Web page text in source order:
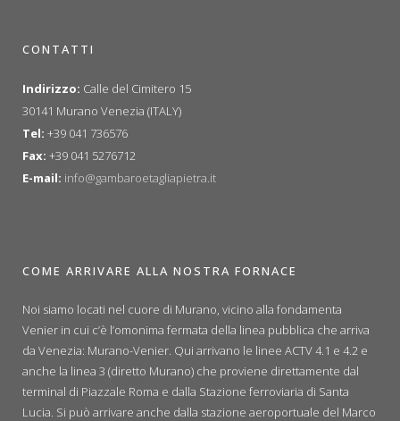
CONTATTI
Indirizzo: Calle del Cimitero 15
30141 Murano Venezia (ITALY)
Tel: +39 041 736576
Fax: +39 041 5276712
E-mail: info@gambaroetagliapietra.it
COME ARRIVARE ALLA NOSTRA FORNACE
Noi siamo locati nel cuore di Murano, vicino alla fondamenta
Venier in cui c’è l’omonima fermata della linea pubblica che arriva
da Venezia: Murano-Venier. Qui arrivano le linee ACTV 4.1 e 4.2 e
anche la linea 3 (diretto Murano) che proviene direttamente dal
terminal di Piazzale Roma e dalla Stazione ferroviaria di Santa
Lucia. Si può arrivare anche dalla stazione aeroportuale del Marco